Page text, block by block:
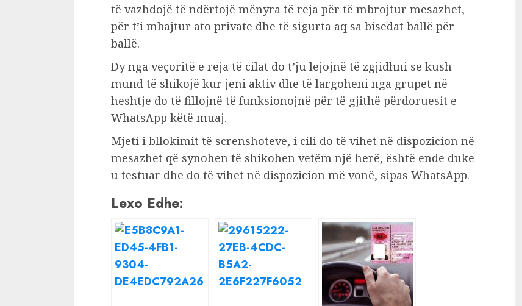
të vazhdojë të ndërtojë mënyra të reja për të mbrojtur mesazhet,
për t’i mbajtur ato private dhe të sigurta aq sa bisedat ballë për
ballë.
Dy nga veçoritë e reja të cilat do t’ju lejojnë të zgjidhni se kush
mund të shikojë kur jeni aktiv dhe të largoheni nga grupet në
heshtje do të fillojnë të funksionojnë për të gjithë përdoruesit e
WhatsApp këtë muaj.
Mjeti i bllokimit të screnshoteve, i cili do të vihet në dispozicion në
mesazhet që synohen të shikohen vetëm një herë, është ende duke
u testuar dhe do të vihet në dispozicion më vonë, sipas WhatsApp.
Lexo Edhe: